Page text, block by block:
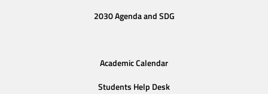
2030 Agenda and SDG
Academic Calendar
Students Help Desk